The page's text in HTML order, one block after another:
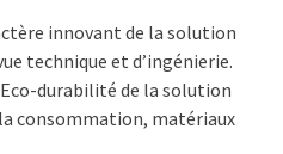
innovant de la solution
technique et d’ingénierie.
durabilité de la solution
consommation, matériaux